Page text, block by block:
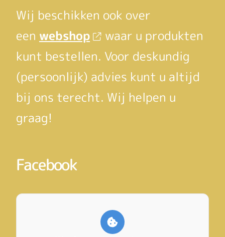
Wij beschikken ook over
een webshop
waar u produkten
kunt bestellen. Voor deskundig
(persoonlijk) advies kunt u altijd
bij ons terecht. Wij helpen u
graag!
Facebook